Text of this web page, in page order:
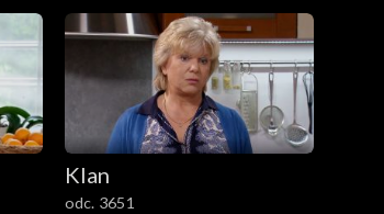
Klan
odc. 3651